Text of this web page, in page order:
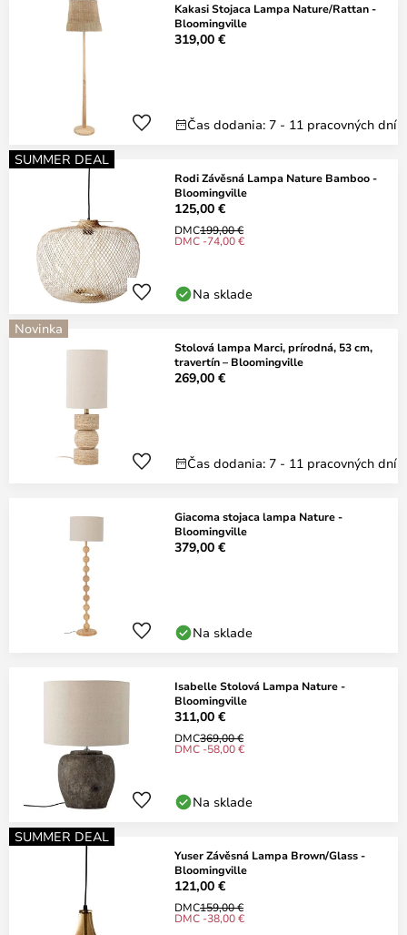
Kakasi Stojaca Lampa Nature/Rattan -
Bloomingville
319,00 €
Čas dodania: 7 - 11 pracovných dní
SUMMER DEAL
Rodi Závěsná Lampa Nature Bamboo -
Bloomingville
125,00 €
DMC199,00 €
DMC -74,00 €
Na sklade
Novinka
Stolová lampa Marci, prírodná, 53 cm,
travertín – Bloomingville
269,00 €
Čas dodania: 7 - 11 pracovných dní
Giacoma stojaca lampa Nature -
Bloomingville
379,00 €
Na sklade
Isabelle Stolová Lampa Nature -
Bloomingville
311,00 €
DMC369,00 €
DMC -58,00 €
Na sklade
SUMMER DEAL
Yuser Závěsná Lampa Brown/Glass -
Bloomingville
121,00 €
DMC159,00 €
DMC -38,00 €